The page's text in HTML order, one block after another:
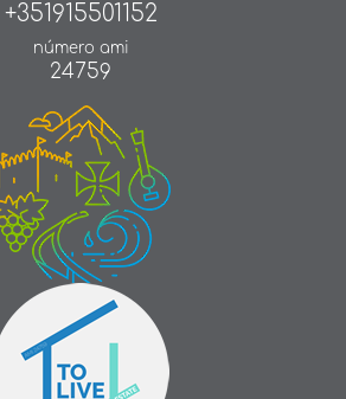
+351915501152
número ami
24759